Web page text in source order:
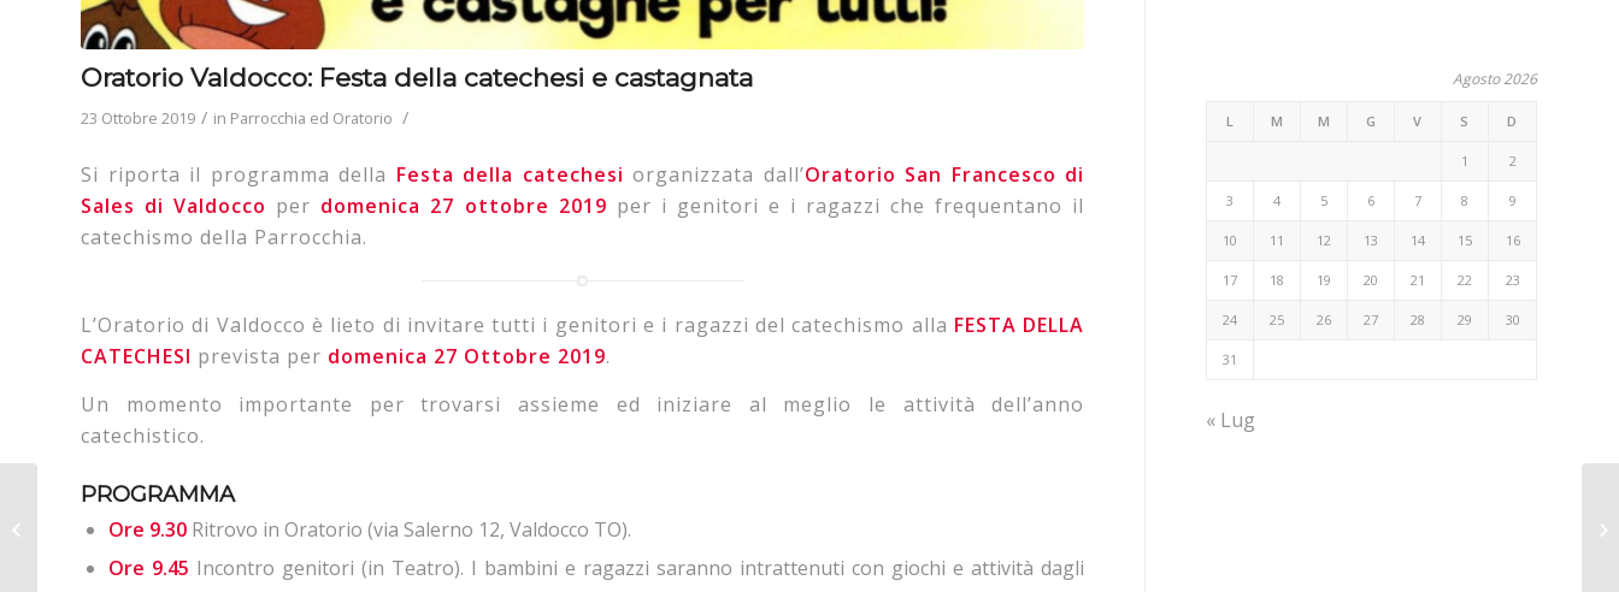
Oratorio Valdocco: Festa della catechesi e castagnata
23 Ottobre 2019 / in Parrocchia ed Oratorio /
Si riporta il programma della Festa della catechesi organizzata dall’Oratorio San Francesco di
Sales di Valdocco per domenica 27 ottobre 2019 per i genitori e i ragazzi che frequentano il
catechismo della Parrocchia.
L’Oratorio di Valdocco è lieto di invitare tutti i genitori e i ragazzi del catechismo alla FESTA DELLA
CATECHESI prevista per domenica 27 Ottobre 2019.
Un momento importante per trovarsi assieme ed iniziare al meglio le attività dell’anno
catechistico.
PROGRAMMA
Ore 9.30 Ritrovo in Oratorio (via Salerno 12, Valdocco TO).
Ore 9.45 Incontro genitori (in Teatro). I bambini e ragazzi saranno intrattenuti con giochi e attività dagli
Agosto 2026
L M M G V S D
1 2
3 4 5 6 7 8 9
10 11 12 13 14 15 16
17 18 19 20 21 22 23
24 25 26 27 28 29 30
31
« Lug
Haligua – Il
Vocabolario